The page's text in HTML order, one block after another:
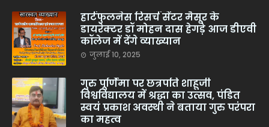
हार्टफुलनेस रिसर्च सेंटर मैसूर के
डायरेक्टर डॉ मोहन दास हेगड़े आज डीएवी
कॉलेज में देंगे व्याख्यान
जुलाई 10, 2025
गुरु पूर्णिमा पर छत्रपति शाहूजी
विश्वविद्यालय में श्रद्धा का उत्सव, पंडित
स्वयं प्रकाश अवस्थी ने बताया गुरु परंपरा
का महत्व